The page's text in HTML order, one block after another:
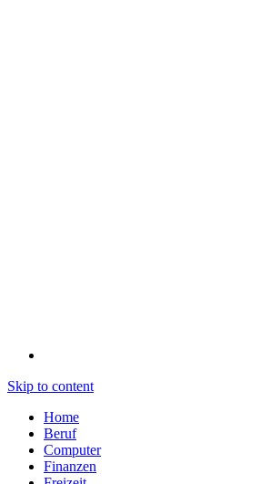
Skip to content
Home
Beruf
Computer
Finanzen